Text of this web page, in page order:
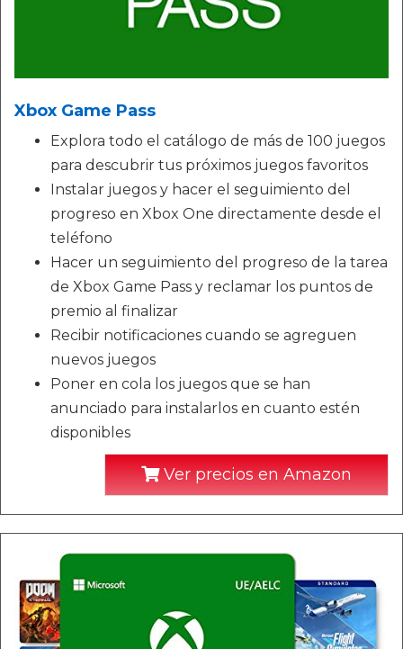
Xbox Game Pass
Explora todo el catálogo de más de 100 juegos
para descubrir tus próximos juegos favoritos
Instalar juegos y hacer el seguimiento del
progreso en Xbox One directamente desde el
teléfono
Hacer un seguimiento del progreso de la tarea
de Xbox Game Pass y reclamar los puntos de
premio al finalizar
Recibir notificaciones cuando se agreguen
nuevos juegos
Poner en cola los juegos que se han
anunciado para instalarlos en cuanto estén
disponibles
Ver precios en Amazon